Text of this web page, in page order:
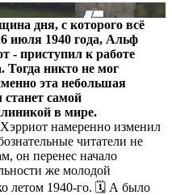
дня, с которого всё
июля 1940 года, Альф
- приступил к работе
Тогда никто не мог
эта небольшая
станет самой
в мире.
намеренно изменил
читатели не
он перенес начало
же молодой
летом 1940-го. 🗓 А было